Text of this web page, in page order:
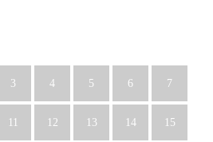
3 4 5 6 7
11 12 13 14 15